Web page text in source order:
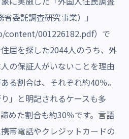
委託調査研究事業）」
001226182.pdf）で
居を探した2044人のうち、外
の保証人がいないことを理由
る割合は、それぞれ約40％。
」と明記されるケースも多
めた割合も約30％です。言語
帯電話やクレジットカードの